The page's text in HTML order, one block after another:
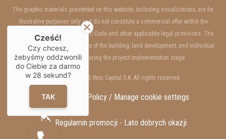
The graphic materials presented on this website, including visualizations, are for
illustrative purposes only and do not constitute a commercial offer within the
meaning of Art. 66 §1 of the Civil Code and other applicable legal provisions. The
interior and exterior appearance of the building, land development, and individual
units may change during the project implementation stage.
Copyrights © 2025 Resi Capital S.A. All rights reserved.
GDPR / Privacy Policy / Manage cookie settings
Regulamin promocji - Lato dobrych okazji
Cześć!
Czy chcesz,
żebyśmy oddzwonili
do Ciebie za darmo
w 28 sekund?
TAK